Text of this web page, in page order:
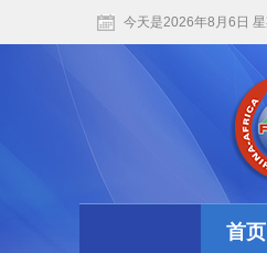
今天是2026年8月6日
首页